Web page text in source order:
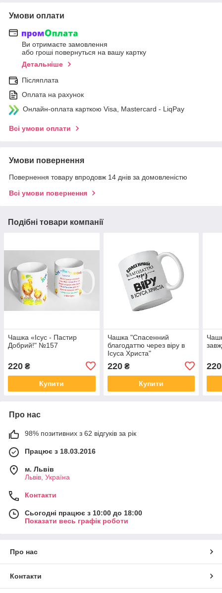
Умови оплати
Ви отримаєте замовлення
або гроші повернуться на вашу картку
Детальніше
Післяплата
Оплата на рахунок
Онлайн-оплата карткою Visa, Mastercard - LiqPay
Всі умови оплати
Умови повернення
Повернення товару впродовж 14 днів за домовленістю
Всі умови повернення
Подібні товари компанії
Чашка «Ісус - Пастир
Добрий!" №157
220 ₴
Купити
Чашка "Спасенний
благодаттю через віру в
Ісуса Христа"
220₴
Купити
220
Про нас
98% позитивних з 62 відгуків за рік
Працює з 18.03.2016
м. Львів
Львів, Україна
Контакти
Сьогодні працює з 10:00 до 18:00
Показати весь графік роботи
Про нас
Контакти